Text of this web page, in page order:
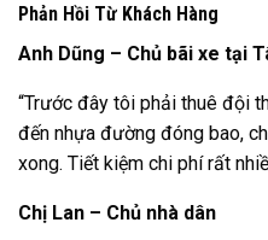
Phản Hồi Từ Khách Hàng
Anh Dũng – Chủ bãi xe tại
“Trước đây tôi phải thuê đội
đến nhựa đường đóng bao,
xong. Tiết kiệm chi phí rất
Chị Lan – Chủ nhà dân